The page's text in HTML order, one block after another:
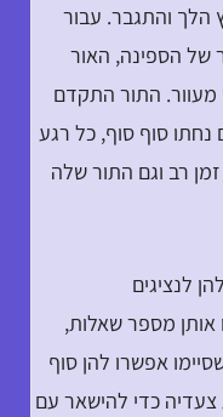
הלך והתגבר. עבור
של הספינה, האור
התור התקדם
סוף סוף, כל רגע
רב וגם התור שלה
לנציגים
מספר שאלות,
אפשרו להן סוף
כדי להישאר עם